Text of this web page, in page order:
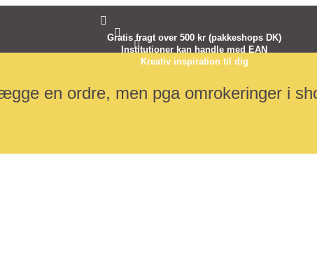

Gratis fragt over 500 kr (pakkeshops DK)

Institutioner kan handle med EAN

Kreativ inspiration til dig
en ordre, men pga omrokeringer i